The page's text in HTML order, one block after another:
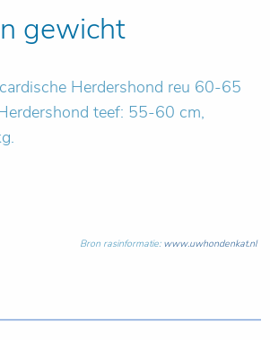
gewicht
Herdershond reu 60-65
teef: 55-60 cm,
Bron rasinformatie: www.uwhondenkat.nl